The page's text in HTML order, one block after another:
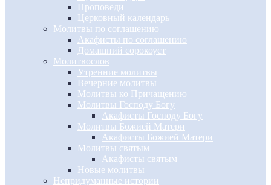
Проповеди
Церковный календарь
Молитвы по соглашению
Акафисты по соглашению
Домашний сорокоуст
Молитвослов
Утренние молитвы
Вечерние молитвы
Молитвы ко Причащению
Молитвы Господу Богу
Акафисты Господу Богу
Молитвы Божией Матери
Акафисты Божией Матери
Молитвы святым
Акафисты святым
Новые молитвы
Непридуманные истории